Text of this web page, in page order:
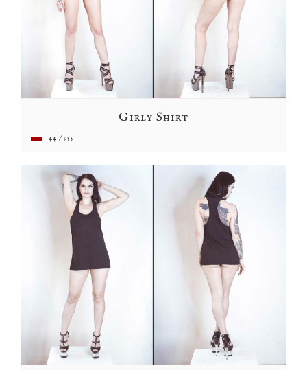
Girly Shirt
44 / 955